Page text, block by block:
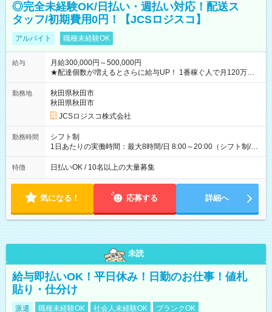
◎完全未経験OK/日払い・週払い対応！配送ス
タッフ/初期費用0円！【JCSロジスコ】
アルバイト 職種未経験OK
給与
月給300,000円～500,000円
★配達個数が増えるとさらに給与UP！ 1番稼ぐ人で月120万ほ
ど！ ・主要都市エリア 月収55万円／週5日稼働 月収65万~112
万円／週6日稼働 ・地方郊外エリア 月収40万円／週5日稼働 月
収40万円~50万円／週6日稼働 ＜モデルイメージ＞ ■月収50万
円 (27歳男性/江東区在住)※元建築関係 1日150個配達×25日勤務
(日休み) ■月収80万円(43歳男性/墨田区在住)※元営業 1日200個
勤務地
秋田県秋田市
秋田県秋田市
JCSロジスコ株式会社
勤務時間
シフト制
1日あたりの実働時間：最大8時間/日 8:00～20:00（シフト制/実
働8時間） ※週5日勤務（場所次第では週4も有り） ※配達状況
によって時間外での勤務可能性有り ※案件により多少の前後あ
特徴 日払いOK / 10名以上の大量募集
気になる！ 応募する 詳細へ
未読
給与即払いOK！平日休み！日勤のお仕事！値札
貼り・仕分け
派遣 職種未経験OK 社会人未経験OK ブランクOK